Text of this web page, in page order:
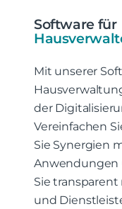
Software für
Mit unserer
der
Vereinfachen
Sie Synergien
Anwendungen
Sie
und